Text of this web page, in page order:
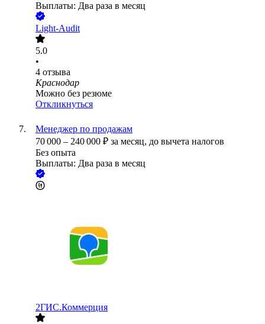
Выплаты: Два раза в месяц
Light-Audit
5.0
•
4 отзыва
Краснодар
Можно без резюме
Откликнуться
Менеджер по продажам
70 000 – 240 000 ₽ за месяц, до вычета налогов
Без опыта
Выплаты: Два раза в месяц
2ГИС.Коммерция